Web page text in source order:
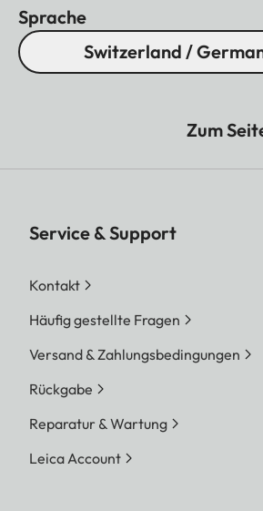
Sprache
Switzerland /
Zum
Service & Support
Kontakt
Häufig gestellte Fragen
Versand & Zahlungsbedingungen
Rückgabe
Reparatur & Wartung
Leica Account